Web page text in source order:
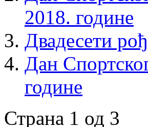
2018. године
Двадесети
Дан
године
Страна 1 од 3